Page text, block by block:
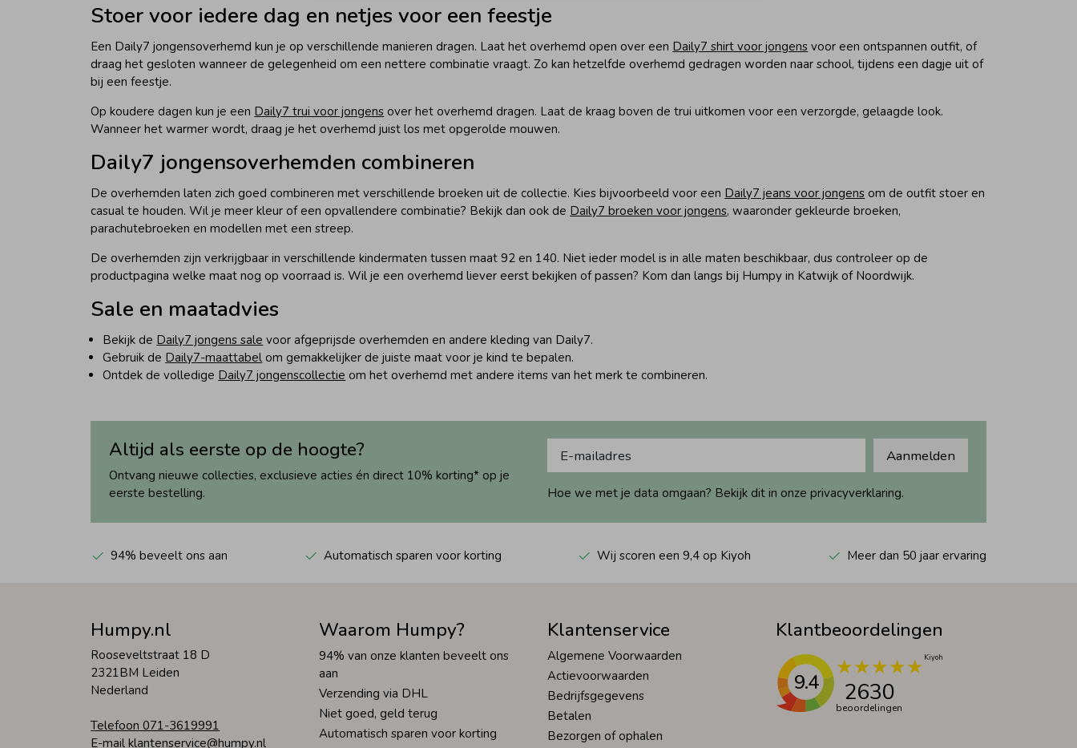
Stoer voor iedere dag en netjes voor een feestje
Een Daily7 jongensoverhemd kun je op verschillende manieren dragen. Laat het overhemd open over een Daily7 shirt voor jongens voor een ontspannen outfit, of
draag het gesloten wanneer de gelegenheid om een nettere combinatie vraagt. Zo kan hetzelfde overhemd gedragen worden naar school, tijdens een dagje uit of
bij een feestje.
Op koudere dagen kun je een Daily7 trui voor jongens over het overhemd dragen. Laat de kraag boven de trui uitkomen voor een verzorgde, gelaagde look.
Wanneer het warmer wordt, draag je het overhemd juist los met opgerolde mouwen.
Daily7 jongensoverhemden combineren
De overhemden laten zich goed combineren met verschillende broeken uit de collectie. Kies bijvoorbeeld voor een Daily7 jeans voor jongens om de outfit stoer en
casual te houden. Wil je meer kleur of een opvallendere combinatie? Bekijk dan ook de Daily7 broeken voor jongens, waaronder gekleurde broeken,
parachutebroeken en modellen met een streep.
De overhemden zijn verkrijgbaar in verschillende kindermaten tussen maat 92 en 140. Niet ieder model is in alle maten beschikbaar, dus controleer op de
productpagina welke maat nog op voorraad is. Wil je een overhemd liever eerst bekijken of passen? Kom dan langs bij Humpy in Katwijk of Noordwijk.
Sale en maatadvies
Bekijk de Daily7 jongens sale voor afgeprijsde overhemden en andere kleding van Daily7.
Gebruik de Daily7-maattabel om gemakkelijker de juiste maat voor je kind te bepalen.
Ontdek de volledige Daily7 jongenscollectie om het overhemd met andere items van het merk te combineren.
Altijd als eerste op de hoogte?
Ontvang nieuwe collecties, exclusieve acties én direct 10% korting* op je
eerste bestelling.
Aanmelden
Hoe we met je data omgaan? Bekijk dit in onze privacyverklaring.
94% beveelt ons aan Automatisch sparen voor korting Wij scoren een 9,4 op Kiyoh Meer dan 50 jaar ervaring
Humpy.nl
Rooseveltstraat 18 D
2321BM Leiden
Nederland
Telefoon 071-3619991
E-mail klantenservice@humpy.nl
Waarom Humpy?
94% van onze klanten beveelt ons
aan
Verzending via DHL
Niet goed, geld terug
Automatisch sparen voor korting
Klantenservice
Algemene Voorwaarden
Actievoorwaarden
Bedrijfsgegevens
Betalen
Bezorgen of ophalen
Klantbeoordelingen
9.4 2630
beoordelingen